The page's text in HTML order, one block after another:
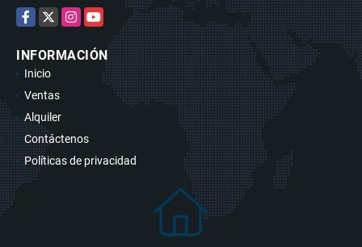
Facebook
X Instagram
YouTube
INFORMACIÓN
Inicio
Ventas
Alquiler
Contáctenos
Políticas de privacidad